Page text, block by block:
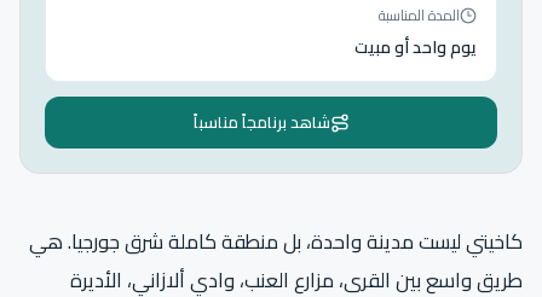
المدة المناسبة
يوم واحد أو مبيت
شاهد برنامجاً مناسباً
كاخيتي ليست مدينة واحدة، بل منطقة كاملة شرق جورجيا. هي
طريق واسع بين القرى، مزارع العنب، وادي ألازاني، الأديرة